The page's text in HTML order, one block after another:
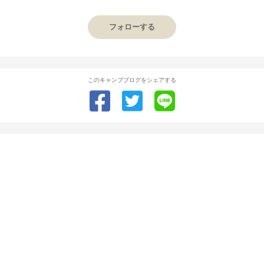
フォローする
このキャンプブログをシェアする